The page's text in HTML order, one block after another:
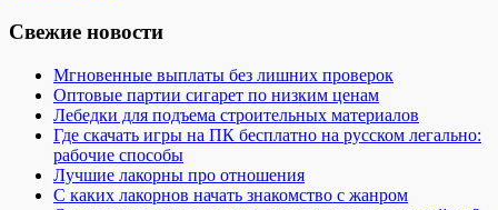
Свежие новости
Мгновенные выплаты без лишних проверок
Оптовые партии сигарет по низким ценам
Лебедки для подъема строительных материалов
Где скачать игры на ПК бесплатно на русском легально:
рабочие способы
Лучшие лакорны про отношения
С каких лакорнов начать знакомство с жанром